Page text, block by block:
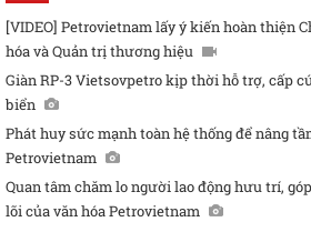
[VIDEO] Petrovietnam lấy ý kiến hoàn thiện
hóa và Quản trị thương hiệu
Giàn RP-3 Vietsovpetro kịp thời hỗ trợ, cấp
biển
Phát huy sức mạnh toàn hệ thống để nâng
Petrovietnam
Quan tâm chăm lo người lao động hưu trí,
lõi của văn hóa Petrovietnam